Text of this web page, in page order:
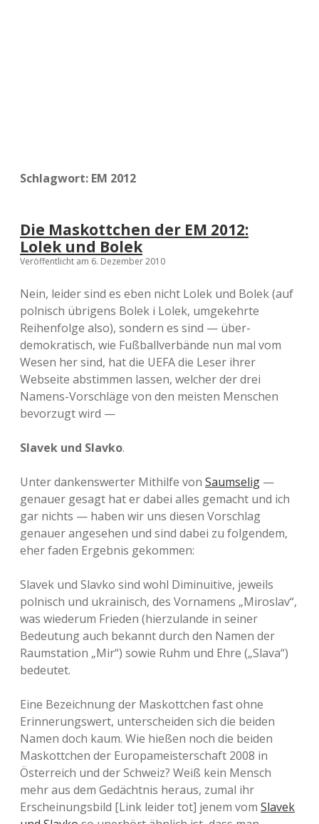
Schlagwort: EM 2012
Die Maskottchen der EM 2012:
Lolek und Bolek
Veröffentlicht am 6. Dezember 2010
Nein, leider sind es eben nicht Lolek und Bolek (auf
polnisch übrigens Bolek i Lolek, umgekehrte
Reihenfolge also), sondern es sind — über-
demokratisch, wie Fußballverbände nun mal vom
Wesen her sind, hat die UEFA die Leser ihrer
Webseite abstimmen lassen, welcher der drei
Namens-Vorschläge von den meisten Menschen
bevorzugt wird —
Slavek und Slavko.
Unter dankenswerter Mithilfe von Saumselig —
genauer gesagt hat er dabei alles gemacht und ich
gar nichts — haben wir uns diesen Vorschlag
genauer angesehen und sind dabei zu folgendem,
eher faden Ergebnis gekommen:
Slavek und Slavko sind wohl Diminuitive, jeweils
polnisch und ukrainisch, des Vornamens „Miroslav“,
was wiederum Frieden (hierzulande in seiner
Bedeutung auch bekannt durch den Namen der
Raumstation „Mir“) sowie Ruhm und Ehre („Slava“)
bedeutet.
Eine Bezeichnung der Maskottchen fast ohne
Erinnerungswert, unterscheiden sich die beiden
Namen doch kaum. Wie hießen noch die beiden
Maskottchen der Europameisterschaft 2008 in
Österreich und der Schweiz? Weiß kein Mensch
mehr aus dem Gedächtnis heraus, zumal ihr
Erscheinungsbild [Link leider tot] jenem vom Slavek